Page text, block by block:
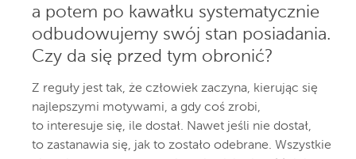
a potem po kawałku systematycznie
odbudowujemy swój stan posiadania.
Czy da się przed tym obronić?
Z reguły jest tak, że człowiek zaczyna, kierując się
najlepszymi motywami, a gdy coś zrobi,
to interesuje się, ile dostał. Nawet jeśli nie dostał,
to zastanawia się, jak to zostało odebrane. Wszystkie